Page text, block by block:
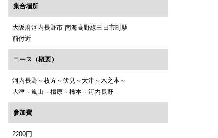
集合場所
大阪府河内長野市 南海高野線三日市町駅
前付近
コース（概要）
河内長野～枚方～伏見～大津～木之本～
大津～嵐山～橿原～橋本～河内長野
参加費
2200円